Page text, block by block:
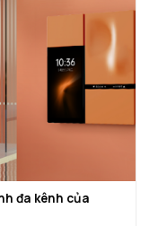
đa kênh của